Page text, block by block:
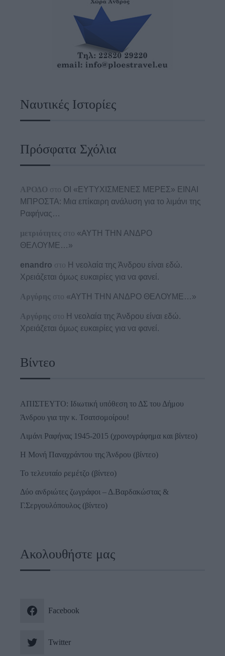
Ναυτικές Ιστορίες
Πρόσφατα Σχόλια
ΑΡΟΔΟ στο ΟΙ «ΕΥΤΥΧΙΣΜΕΝΕΣ ΜΕΡΕΣ» ΕΙΝΑΙ
ΜΠΡΟΣΤΑ: Μια επίκαιρη ανάλυση για το λιμάνι της
Ραφήνας…
μετριότητες στο «ΑΥΤΗ ΤΗΝ ΑΝΔΡΟ
ΘΕΛΟΥΜΕ…»
enandro στο Η νεολαία της Άνδρου είναι εδώ.
Χρειάζεται όμως ευκαιρίες για να φανεί.
Αργύρης στο «ΑΥΤΗ ΤΗΝ ΑΝΔΡΟ ΘΕΛΟΥΜΕ…»
Αργύρης στο Η νεολαία της Άνδρου είναι εδώ.
Χρειάζεται όμως ευκαιρίες για να φανεί.
Βίντεο
ΑΠΙΣΤΕΥΤΟ: Ιδιωτική υπόθεση το ΔΣ του Δήμου
Άνδρου για την κ. Τσατσομοίρου!
Λιμάνι Ραφήνας 1945-2015 (χρονογράφημα και βίντεο)
Η Μονή Παναχράντου της Άνδρου (βίντεο)
Το τελευταίο ρεμέτζο (βίντεο)
Δύο ανδριώτες ζωγράφοι – Δ.Βαρδακώστας &
Γ.Σεργουλόπουλος (βίντεο)
Ακολουθήστε μας
Facebook
Twitter